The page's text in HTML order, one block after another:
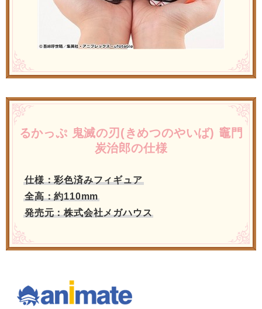
るかっぷ 鬼滅の刃(きめつのやいば) 竈門
炭治郎の仕様
仕様：彩色済みフィギュア
全高：約110mm
発売元：株式会社メガハウス